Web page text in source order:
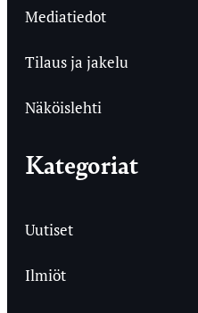
Mediatiedot
Tilaus ja jakelu
Näköislehti
Kategoriat
Uutiset
Ilmiöt